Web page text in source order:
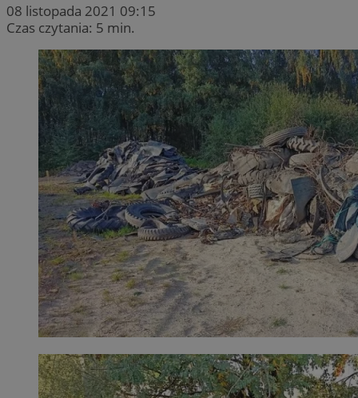
08 listopada 2021 09:15
Czas czytania: 5 min.